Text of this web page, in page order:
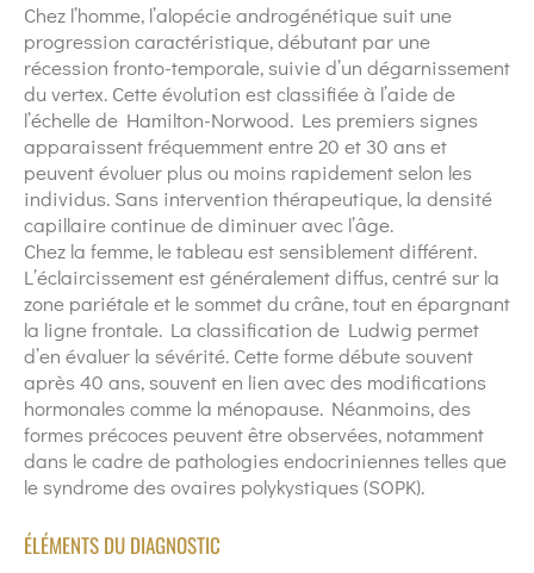
Chez l’homme, l’alopécie androgénétique suit une
progression caractéristique, débutant par une
récession fronto-temporale, suivie d’un dégarnissement
du vertex. Cette évolution est classifiée à l’aide de
l’échelle de Hamilton-Norwood. Les premiers signes
apparaissent fréquemment entre 20 et 30 ans et
peuvent évoluer plus ou moins rapidement selon les
individus. Sans intervention thérapeutique, la densité
capillaire continue de diminuer avec l’âge.
Chez la femme, le tableau est sensiblement différent.
L’éclaircissement est généralement diffus, centré sur la
zone pariétale et le sommet du crâne, tout en épargnant
la ligne frontale. La classification de Ludwig permet
d’en évaluer la sévérité. Cette forme débute souvent
après 40 ans, souvent en lien avec des modifications
hormonales comme la ménopause. Néanmoins, des
formes précoces peuvent être observées, notamment
dans le cadre de pathologies endocriniennes telles que
le syndrome des ovaires polykystiques (SOPK).
ÉLÉMENTS DU DIAGNOSTIC